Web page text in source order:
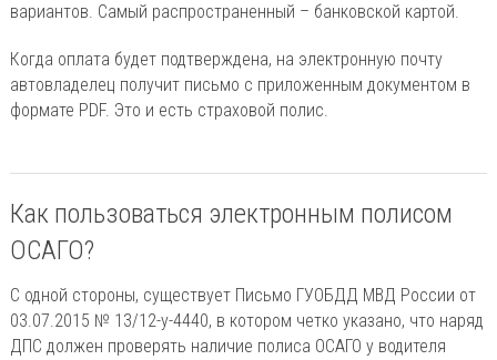
вариантов. Самый распространенный – банковской картой.
Когда оплата будет подтверждена, на электронную почту
автовладелец получит письмо с приложенным документом в
формате PDF. Это и есть страховой полис.
Как пользоваться электронным полисом
ОСАГО?
С одной стороны, существует Письмо ГУОБДД МВД России от
03.07.2015 № 13/12-у-4440, в котором четко указано, что наряд
ДПС должен проверять наличие полиса ОСАГО у водителя